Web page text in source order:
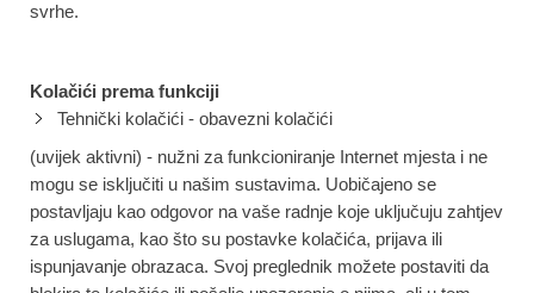
svrhe.
Kolačići prema funkciji
Tehnički kolačići - obavezni kolačići
(uvijek aktivni) - nužni za funkcioniranje Internet mjesta i ne
mogu se isključiti u našim sustavima. Uobičajeno se
postavljaju kao odgovor na vaše radnje koje uključuju zahtjev
za uslugama, kao što su postavke kolačića, prijava ili
ispunjavanje obrazaca. Svoj preglednik možete postaviti da